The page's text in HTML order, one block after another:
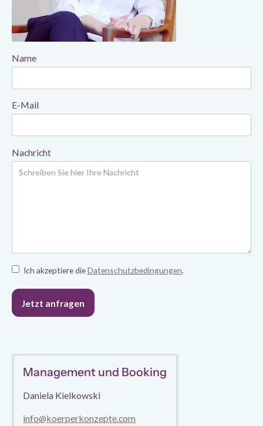
Name
E-Mail
Nachricht
Ich akzeptiere dieDatenschutzbedingungen.
Management und Booking
Daniela Kielkowski
info@koerperkonzepte.com